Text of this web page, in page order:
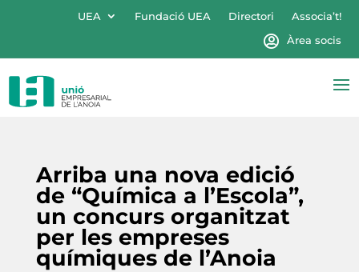
UEA Fundació UEA Directori
Associa’t!
Àrea socis
Arriba una nova edició
de “Química a l’Escola”,
un concurs organitzat
per les empreses
químiques de l’Anoia